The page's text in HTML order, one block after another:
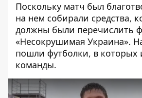
Поскольку матч был
на нем собирали средства,
должны были перечислить
«Несокрушимая Украина».
пошли футболки, в которых
команды.